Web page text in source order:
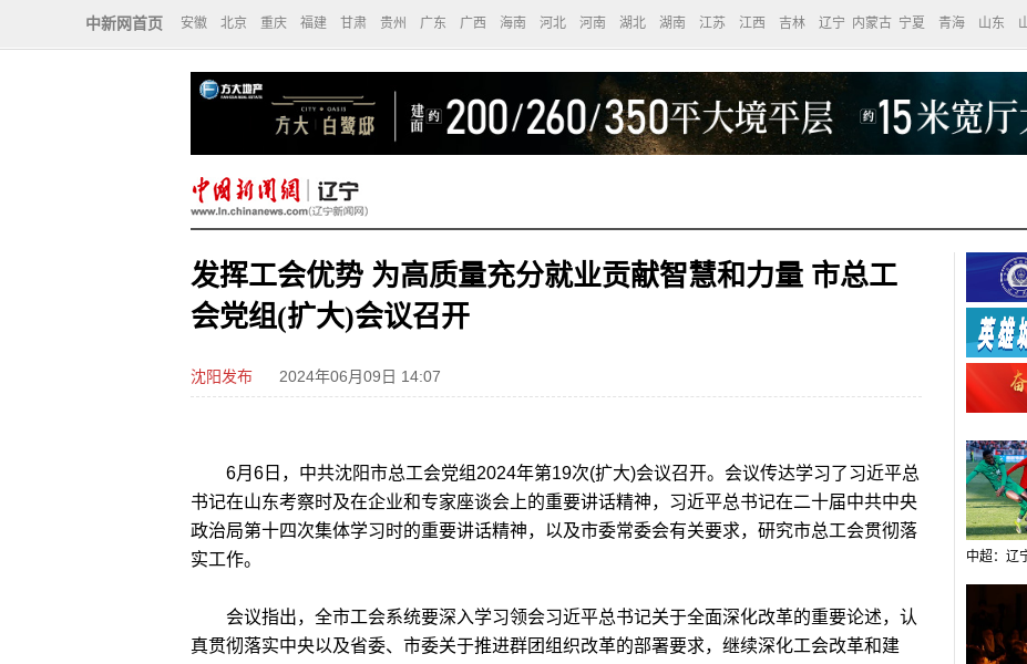
中新网首页 安徽 北京 重庆 福建 甘肃 贵州 广东 广西 海南 河北 河南 湖北 湖南 江苏 江西 吉林 辽宁 内蒙古 宁夏 青海 山东
发挥工会优势 为高质量充分就业贡献智慧和力量 市总工
会党组(扩大)会议召开
沈阳发布 2024年06月09日 14:07
6月6日，中共沈阳市总工会党组2024年第19次(扩大)会议召开。会议传达学习了习近平总
书记在山东考察时及在企业和专家座谈会上的重要讲话精神，习近平总书记在二十届中共中央
政治局第十四次集体学习时的重要讲话精神，以及市委常委会有关要求，研究市总工会贯彻落
实工作。
会议指出，全市工会系统要深入学习领会习近平总书记关于全面深化改革的重要论述，认
真贯彻落实中央以及省委、市委关于推进群团组织改革的部署要求，继续深化工会改革和建
中超：辽